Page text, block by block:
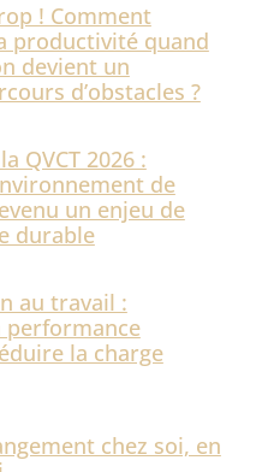
! Comment
productivité quand
devient un
d’obstacles ?
QVCT 2026 :
de
un enjeu de
durable
au travail :
la charge
chez soi, en